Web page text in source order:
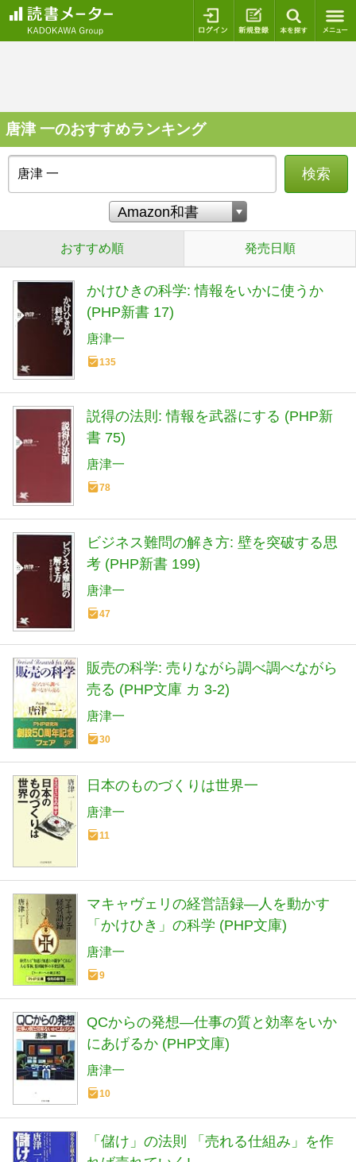
ログイン 新規登録
唐津 一のおすすめランキング
検索
おすすめ順 発売日順
かけひきの科学: 情報をいかに使うか
(PHP新書 17)
唐津一
135
説得の法則: 情報を武器にする (PHP新
書 75)
唐津一
78
ビジネス難問の解き方: 壁を突破する思
考 (PHP新書 199)
唐津一
47
販売の科学: 売りながら調べ調べながら
売る (PHP文庫 カ 3-2)
唐津一
30
日本のものづくりは世界一
唐津一
11
マキャヴェリの経営語録―人を動かす
「かけひき」の科学 (PHP文庫)
唐津一
9
QCからの発想―仕事の質と効率をいか
にあげるか (PHP文庫)
唐津一
10
「儲け」の法則 「売れる仕組み」を作